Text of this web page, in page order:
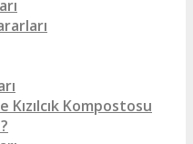
Kızılcık Kompostosu